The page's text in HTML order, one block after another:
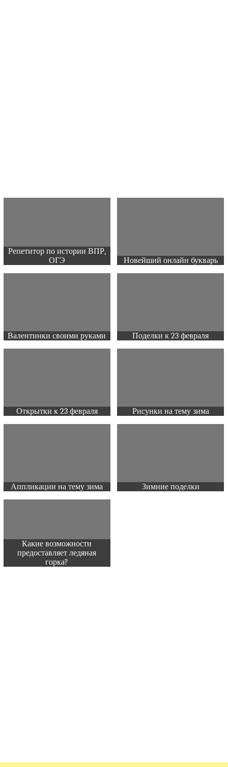
Репетитор по истории ВПР,
ОГЭ
Новейший онлайн букварь
Валентинки своими руками Поделки к 23 февраля
Открытки к 23 февраля Рисунки на тему зима
Аппликации на тему зима Зимние поделки
Какие возможности
предоставляет ледяная
горка?